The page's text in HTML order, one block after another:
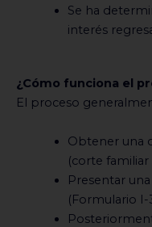
Se ha
interés
¿Cómo funciona el
El proceso
Obtener una
(corte
Presentar
(Formulario I-